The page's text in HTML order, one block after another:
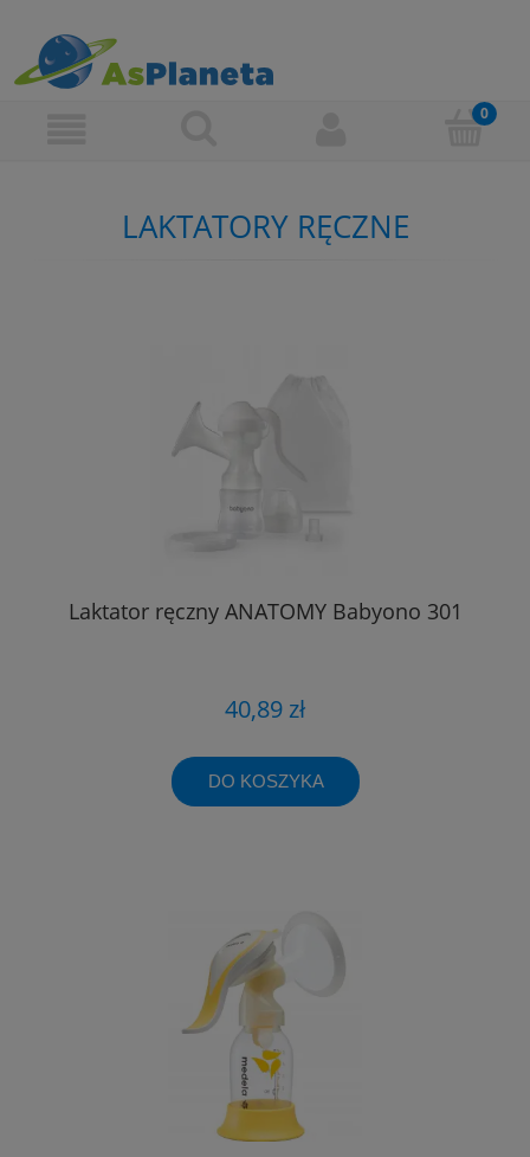
LAKTATORY RĘCZNE
Laktator ręczny ANATOMY Babyono 301
40,89 zł
DO KOSZYKA